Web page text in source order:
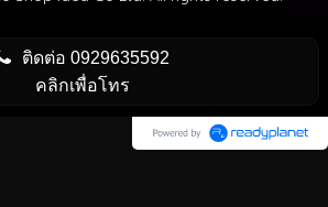
ติดต่อ0929635592
คลิกเพื่อโทร